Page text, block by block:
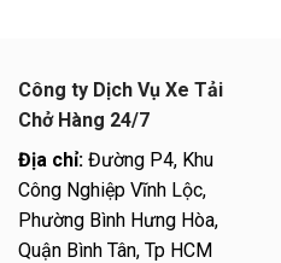
Công ty Dịch Vụ Xe Tải
Chở Hàng 24/7
Địa chỉ: Đường P4, Khu
Công Nghiệp Vĩnh Lộc,
Phường Bình Hưng Hòa,
Quận Bình Tân, Tp HCM